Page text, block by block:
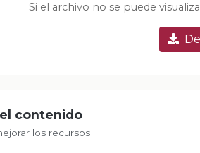
Si el archivo no se puede
contenido
los recursos